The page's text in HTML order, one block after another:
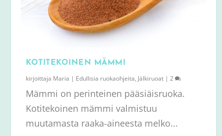
KOTITEKOINEN MÄMMI
kirjoittaja Maria | Edullisia ruokaohjeita, Jälkiruoat |2
Mämmi on perinteinen pääsiäisruoka.
Kotitekoinen mämmi valmistuu
muutamasta raaka-aineesta melko...